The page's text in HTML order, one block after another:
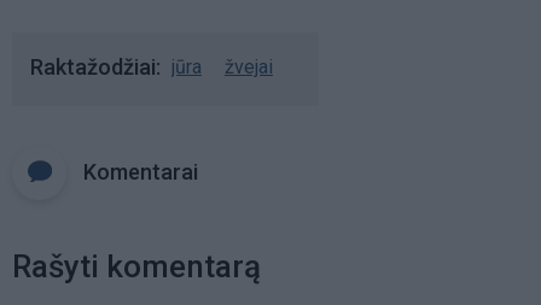
Raktažodžiai jūra žvejai
Komentarai
Rašyti komentarą